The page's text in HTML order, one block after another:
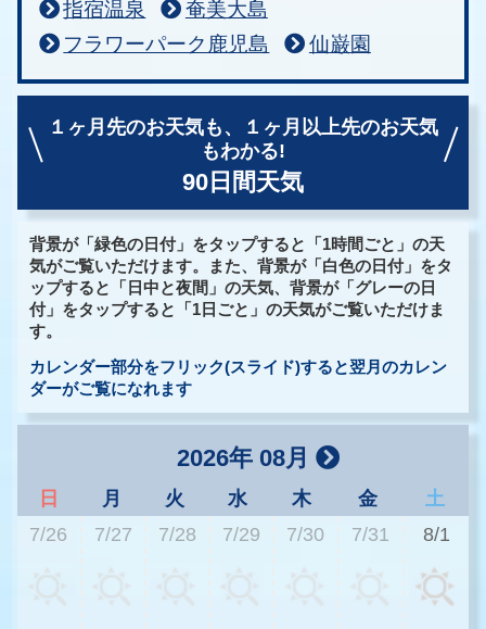
指宿温泉
奄美大島
フラワーパーク鹿児島
仙巌園
１ヶ月先のお天気も、
１ヶ月以上先のお天気
もわかる!
90日間天気
背景が「緑色の日付」をタップすると「1時間ごと」の天
気がご覧いただけます。また、背景が「白色の日付」をタ
ップすると「日中と夜間」の天気、背景が「グレーの日
付」をタップすると「1日ごと」の天気がご覧いただけま
す。
カレンダー部分をフリック(スライド)すると翌月のカレン
ダーがご覧になれます
2026年 08月
日 月 火 水 木 金
土
7/26
7/27 7/28 7/29 7/30 7/31 8/1